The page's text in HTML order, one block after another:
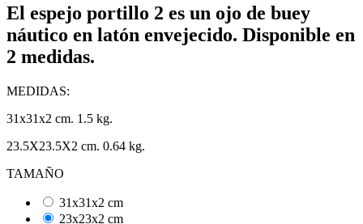
El espejo portillo 2 es un ojo de buey
náutico en latón envejecido. Disponible en
2 medidas.
MEDIDAS:
31x31x2 cm. 1.5 kg.
23.5X23.5X2 cm. 0.64 kg.
TAMAÑO
31x31x2 cm
23x23x2 cm